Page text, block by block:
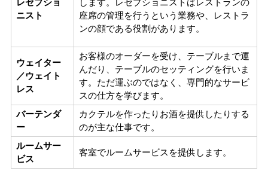
レセプショ
ニスト
します。
レセプショニストはレストランの
座席の管理を行うという業務や、レストラ
ンの顔である役割があります。
ウェイター
／ウェイト
レス
お客様のオーダーを受け、テーブルまで運
んだり、テーブルのセッティングを行いま
す。 ただ運ぶのではなく、専門的なサービ
スの仕方を学びます。
バーテンダ
ー
カクテルを作ったりお酒を提供したりする
のが主な仕事です。
ルームサー
ビス
客室でルームサービスを提供します。